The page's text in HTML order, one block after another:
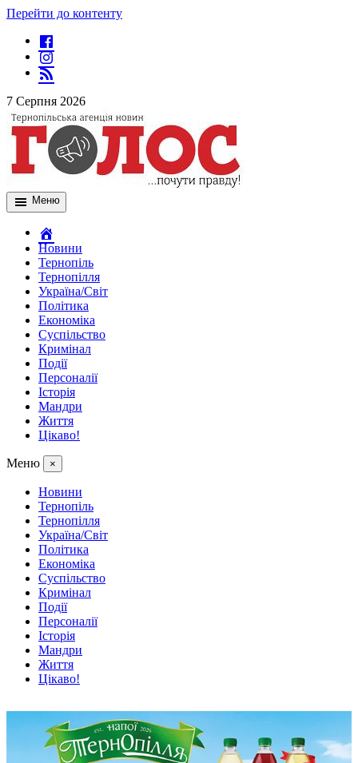
Перейти до контенту
7 Серпня 2026
Меню
Новини
Тернопіль
Тернопілля
Україна/Світ
Політика
Економіка
Суспільство
Кримінал
Події
Персоналії
Історія
Мандри
Життя
Цікаво!
Меню ×
Новини
Тернопіль
Тернопілля
Україна/Світ
Політика
Економіка
Суспільство
Кримінал
Події
Персоналії
Історія
Мандри
Життя
Цікаво!